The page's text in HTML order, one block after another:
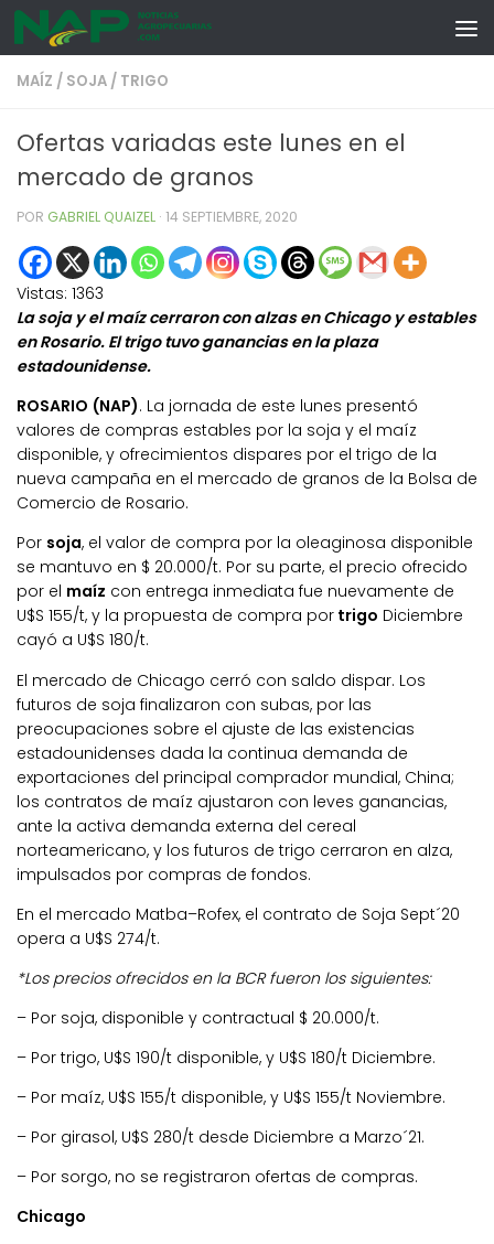
Skip to content
MAÍZ / SOJA / TRIGO
Ofertas variadas este lunes en el
mercado de granos
POR GABRIEL QUAIZEL · 14 SEPTIEMBRE, 2020
Vistas: 1363
La soja y el maíz cerraron con alzas en Chicago y estables
en Rosario. El trigo tuvo ganancias en la plaza
estadounidense.
ROSARIO (NAP). La jornada de este lunes presentó
valores de compras estables por la soja y el maíz
disponible, y ofrecimientos dispares por el trigo de la
nueva campaña en el mercado de granos de la Bolsa de
Comercio de Rosario.
Por soja, el valor de compra por la oleaginosa disponible
se mantuvo en $ 20.000/t. Por su parte, el precio ofrecido
por el maíz con entrega inmediata fue nuevamente de
U$S 155/t, y la propuesta de compra por trigo Diciembre
cayó a U$S 180/t.
El mercado de Chicago cerró con saldo dispar. Los
futuros de soja finalizaron con subas, por las
preocupaciones sobre el ajuste de las existencias
estadounidenses dada la continua demanda de
exportaciones del principal comprador mundial, China;
los contratos de maíz ajustaron con leves ganancias,
ante la activa demanda externa del cereal
norteamericano, y los futuros de trigo cerraron en alza,
impulsados por compras de fondos.
En el mercado Matba–Rofex, el contrato de Soja Sept´20
opera a U$S 274/t.
*Los precios ofrecidos en la BCR fueron los siguientes:
– Por soja, disponible y contractual $ 20.000/t.
– Por trigo, U$S 190/t disponible, y U$S 180/t Diciembre.
– Por maíz, U$S 155/t disponible, y U$S 155/t Noviembre.
– Por girasol, U$S 280/t desde Diciembre a Marzo´21.
– Por sorgo, no se registraron ofertas de compras.
Chicago